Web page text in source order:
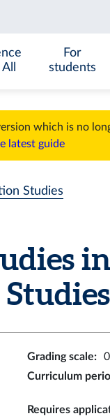
For
students
which is no
latest guide
Studies
Grading scale:
Curriculum
Requires